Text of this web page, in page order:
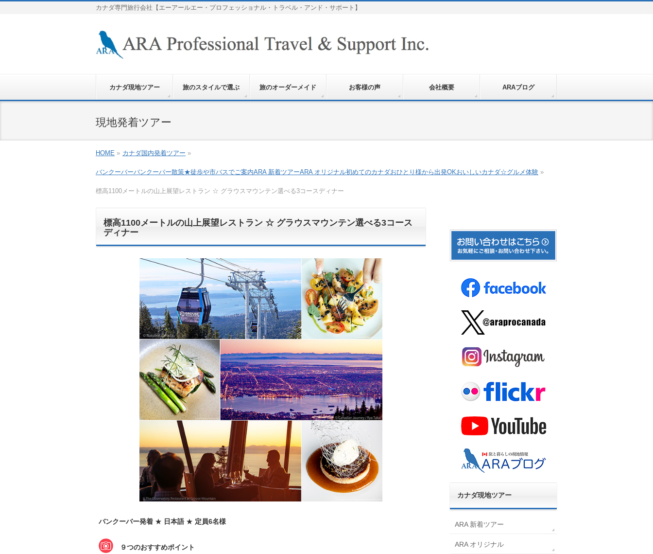
カナダ専門旅行会社【エーアールエー・プロフェッショナル・トラベル・アンド・サポート】
カナダ現地ツアー 旅のスタイルで選ぶ 旅のオーダーメイド お客様の声 会社概要 ARAブログ
現地発着ツアー
HOME » カナダ国内発着ツアー »
バンクーバーバンクーバー散策★徒歩や市バスでご案内ARA 新着ツアーARA オリジナル初めてのカナダおひとり様から出発OKおいしいカナダ☆グルメ体験 »
標高1100メートルの山上展望レストラン ☆ グラウスマウンテン選べる3コースディナー
標高1100メートルの山上展望レストラン ☆ グラウスマウンテン選べる3コース
ディナー
バンクーバー発着 ★ 日本語 ★ 定員6名様
９つのおすすめポイント
カナダ現地ツアー
ARA 新着ツアー
ARA オリジナル